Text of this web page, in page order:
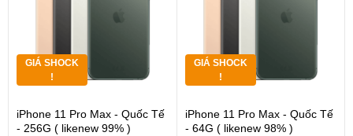
GIÁ SHOCK
!
iPhone 11 Pro Max - Quốc Tế
- 256G ( likenew 99% )
GIÁ SHOCK
!
iPhone 11 Pro Max - Quốc Tế
- 64G ( likenew 98% )